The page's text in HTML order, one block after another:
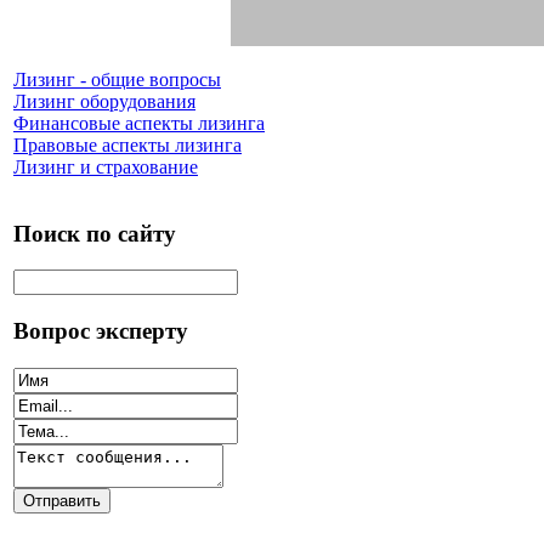
Лизинг - общие вопросы
Лизинг оборудования
Финансовые аспекты лизинга
Правовые аспекты лизинга
Лизинг и страхование
Поиск по сайту
Вопрос эксперту